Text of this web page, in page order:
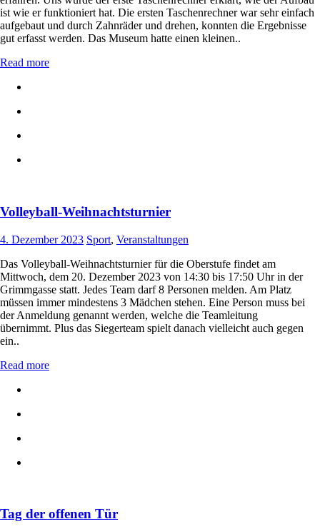
ist wie er funktioniert hat. Die ersten Taschenrechner war sehr einfach
aufgebaut und durch Zahnräder und drehen, konnten die Ergebnisse
gut erfasst werden. Das Museum hatte einen kleinen..
Read more
Volleyball-Weihnachtsturnier
4. Dezember 2023 Sport, Veranstaltungen
Das Volleyball-Weihnachtsturnier für die Oberstufe findet am
Mittwoch, dem 20. Dezember 2023 von 14:30 bis 17:50 Uhr in der
Grimmgasse statt. Jedes Team darf 8 Personen melden. Am Platz
müssen immer mindestens 3 Mädchen stehen. Eine Person muss bei
der Anmeldung genannt werden, welche die Teamleitung
übernimmt. Plus das Siegerteam spielt danach vielleicht auch gegen
ein..
Read more
Tag der offenen Tür